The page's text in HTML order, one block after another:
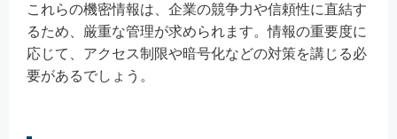
これらの機密情報は、企業の競争力や信頼性に直結す
るため、厳重な管理が求められます。情報の重要度に
応じて、アクセス制限や暗号化などの対策を講じる必
要があるでしょう。